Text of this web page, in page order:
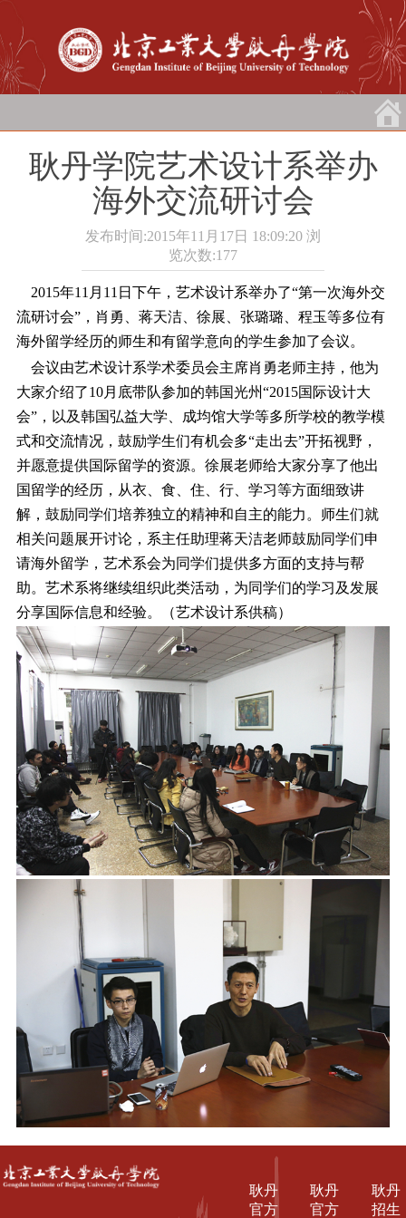
耿丹学院艺术设计系举办
海外交流研讨会
发布时间:2015年11月17日 18:09:20 浏
览次数:177
2015年11月11日下午，艺术设计系举办了“第一次海外交
流研讨会”，肖勇、蒋天洁、徐展、张璐璐、程玉等多位有
海外留学经历的师生和有留学意向的学生参加了会议。
会议由艺术设计系学术委员会主席肖勇老师主持，他为
大家介绍了10月底带队参加的韩国光州“2015国际设计大
会”，以及韩国弘益大学、成均馆大学等多所学校的教学模
式和交流情况，鼓励学生们有机会多“走出去”开拓视野，
并愿意提供国际留学的资源。徐展老师给大家分享了他出
国留学的经历，从衣、食、住、行、学习等方面细致讲
解，鼓励同学们培养独立的精神和自主的能力。师生们就
相关问题展开讨论，系主任助理蒋天洁老师鼓励同学们申
请海外留学，艺术系会为同学们提供多方面的支持与帮
助。艺术系将继续组织此类活动，为同学们的学习及发展
分享国际信息和经验。（艺术设计系供稿）
耿丹
招生
耿丹
官方
耿丹
官方